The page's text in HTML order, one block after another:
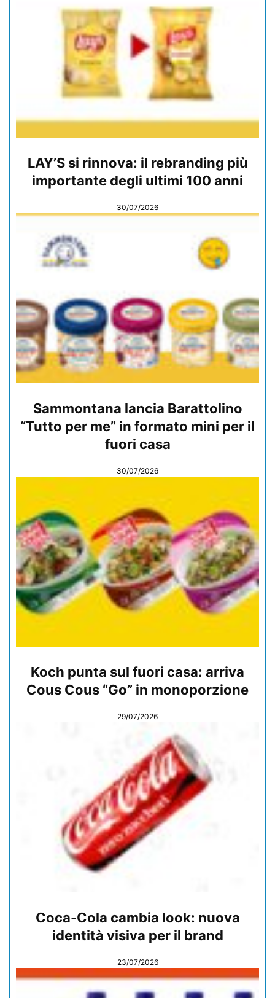
LAY’S si rinnova: il rebranding più
importante degli ultimi 100 anni
30/07/2026
Sammontana lancia Barattolino
“Tutto per me” in formato mini per il
fuori casa
30/07/2026
Koch punta sul fuori casa: arriva
Cous Cous “Go” in monoporzione
29/07/2026
Coca-Cola cambia look: nuova
identità visiva per il brand
23/07/2026